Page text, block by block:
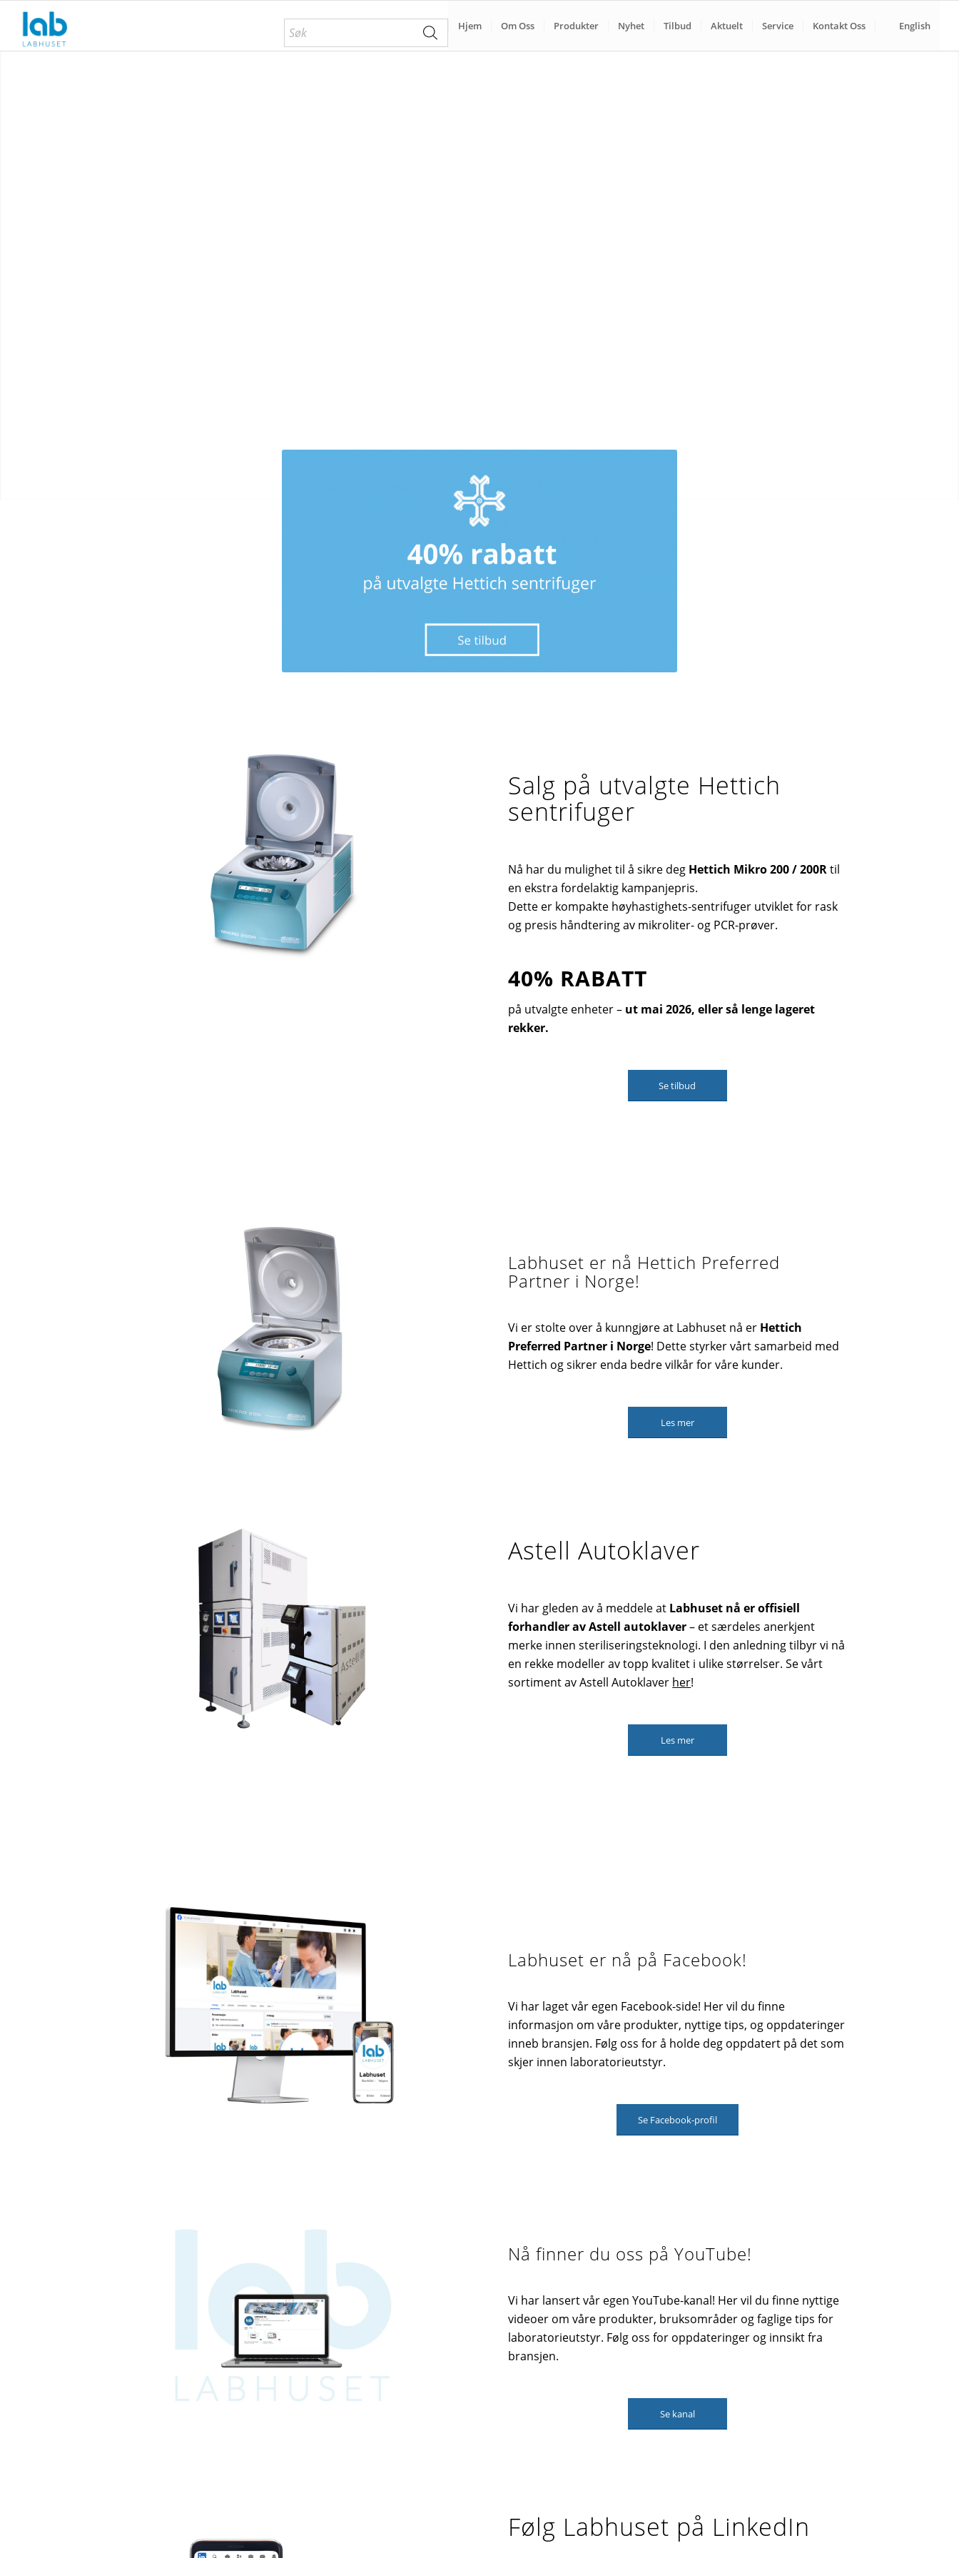
Hjem Om Oss Produkter Nyhet Tilbud Aktuelt Service Kontakt Oss English
Salg på utvalgte Hettich
sentrifuger
Nå har du mulighet til å sikre deg Hettich Mikro 200 / 200Rtil
en ekstra fordelaktig kampanjepris.
Dette er kompakte høyhastighets-sentrifuger utviklet for rask
og presis håndtering av mikroliter- og PCR-prøver.
40% RABATT
på utvalgte enheter – ut mai 2026, eller så lenge lageret
rekker.
Se tilbud
Labhuset er nå Hettich Preferred
Partner i Norge!
Vi er stolte over å kunngjøre at Labhuset nå er Hettich
Preferred Partner i Norge! Dette styrker vårt samarbeid med
Hettich og sikrer enda bedre vilkår for våre kunder.
Les mer
Astell Autoklaver
Vi har gleden av å meddele at Labhuset nå er offisiell
forhandler av Astell autoklaver– et særdeles anerkjent
merke innen steriliseringsteknologi. I den anledning tilbyr vi nå
en rekke modeller av topp kvalitet i ulike størrelser. Se vårt
sortiment av Astell Autoklaver her!
Les mer
Labhuset er nå på Facebook!
Vi har laget vår egen Facebook-side! Her vil du finne
informasjon om våre produkter, nyttige tips, og oppdateringer
inneb bransjen. Følg oss for å holde deg oppdatert på det som
skjer innen laboratorieutstyr.
Se Facebook-profil
Nå finner du oss på YouTube!
Vi har lansert vår egen YouTube-kanal! Her vil du finne nyttige
videoer om våre produkter, bruksområder og faglige tips for
laboratorieutstyr. Følg oss for oppdateringer og innsikt fra
bransjen.
Se kanal
Følg Labhuset på LinkedIn